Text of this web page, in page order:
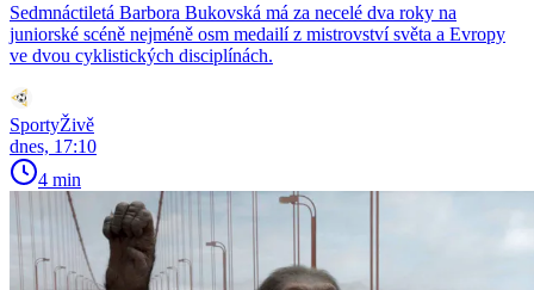
Sedmnáctiletá Barbora Bukovská má za necelé dva roky na
juniorské scéně nejméně osm medailí z mistrovství světa a Evropy
ve dvou cyklistických disciplínách.
SportyŽivě
dnes, 17:10
4 min